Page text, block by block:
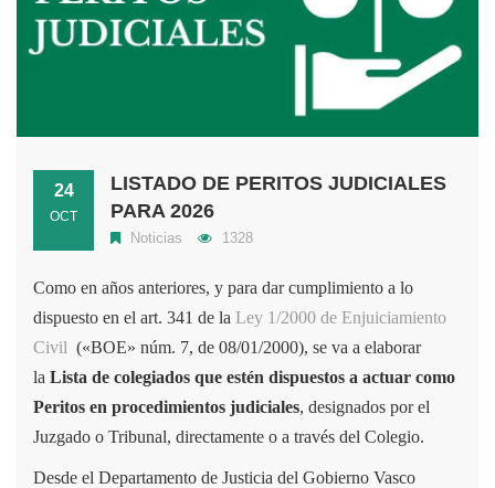
24
OCT
LISTADO DE PERITOS JUDICIALES
PARA 2026
Noticias 1328
Como en años anteriores, y para dar cumplimiento a lo
dispuesto en el art. 341 de la Ley 1/2000 de Enjuiciamiento
Civil («BOE» núm. 7, de 08/01/2000), se va a elaborar
la Lista de colegiados que estén dispuestos a actuar como
Peritos en procedimientos judiciales, designados por el
Juzgado o Tribunal, directamente o a través del Colegio.
Desde el Departamento de Justicia del Gobierno Vasco